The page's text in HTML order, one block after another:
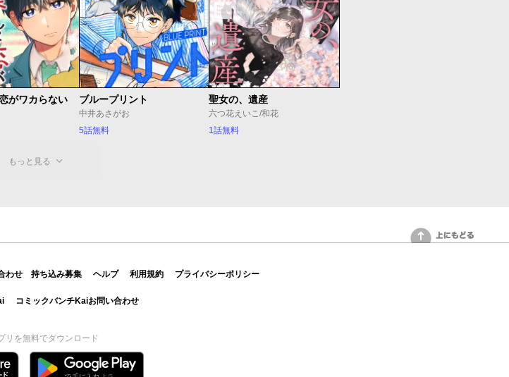
がワカらない ブループリント
中井あさがお
5話無料
聖女の、遺産
六つ花えいこ/和花
1話無料
もっと見る
上にもどる
わせ 持ち込み募集 ヘルプ 利用規約 プライバシーポリシー
コミックバンチKaiお問い合わせ
リを無料でダウンロード